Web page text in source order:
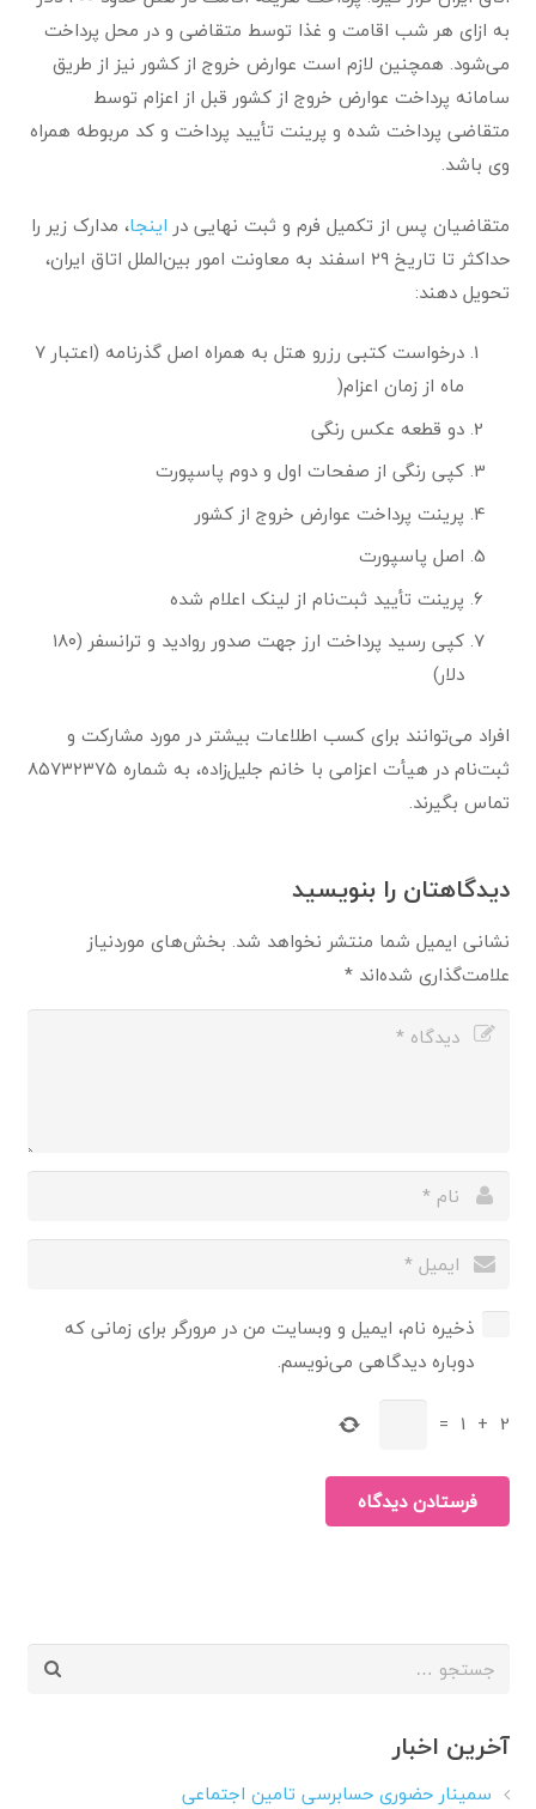
به ازای هر شب اقامت و غذا توسط متقاضی و در محل پرداخت
می‌شود. همچنین لازم است عوارض خروج از کشور نیز از طریق
سامانه پرداخت عوارض خروج از کشور قبل از اعزام توسط
متقاضی پرداخت شده و پرینت تأیید پرداخت و کد مربوطه همراه
وی باشد.
متقاضیان پس از تکمیل فرم و ثبت نهایی در اینجا، مدارک زیر را
حداکثر تا تاریخ ۲۹ اسفند به معاونت امور بین‌الملل اتاق ایران،
تحویل دهند:
درخواست کتبی رزرو هتل به همراه اصل گذرنامه (اعتبار ۷
ماه از زمان اعزام(
دو قطعه عکس رنگی
کپی رنگی از صفحات اول و دوم پاسپورت
پرینت پرداخت عوارض خروج از کشور
اصل پاسپورت
پرینت تأیید ثبت‌نام از لینک اعلام شده
کپی رسید پرداخت ارز جهت صدور روادید و ترانسفر (۱۸۰
دلار)
افراد می‌توانند برای کسب اطلاعات بیشتر در مورد مشارکت و
ثبت‌نام در هیأت اعزامی با خانم جلیل‌زاده، به شماره ۸۵۷۳۲۳۷۵
تماس بگیرند.
دیدگاهتان را بنویسید
نشانی ایمیل شما منتشر نخواهد شد. بخش‌های موردنیاز
علامت‌گذاری شده‌اند*
ذخیره نام، ایمیل و وبسایت من در مرورگر برای زمانی که
دوباره دیدگاهی می‌نویسم.
2
+
1
=
فرستادن دیدگاه
جستجو
آخرین اخبار
سمینار حضوری حسابرسی تامین اجتماعی